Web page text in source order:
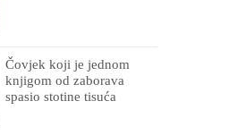
Čovjek koji je jednom
knjigom od zaborava
spasio stotine tisuća